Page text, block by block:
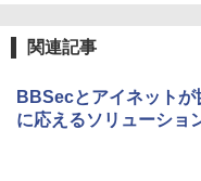
関連記事
BBSecとアイネット
に応えるソリューショ